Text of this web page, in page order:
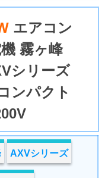
エアコン
霧ヶ峰
シリーズ
ンパクト
AXVシリーズ